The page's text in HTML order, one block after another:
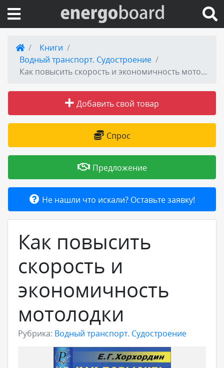
Вход на сайт
Поиск по сайту
Публикации
Справка
Товары и услуги
Добавить товар или услугу
Книги
Водный транспорт. Судостроение
Как повысить скорость и экономичность мотолодки
Добавить свой товар
Спрос
Предложение
Не нашли что искали? Оставьте заявку!
Как повысить
скорость и
экономичность
мотолодки
Рубрика: Водный транспорт. Судостроение